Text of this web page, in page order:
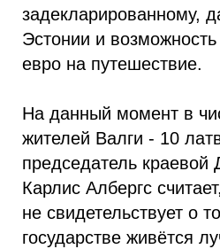
задекларированному,
Эстонии и
евро на путешествие.
На данный момент в
жителей Валги - 10
председатель
Карлис Албергс
не свидетельствует о
государстве живётся